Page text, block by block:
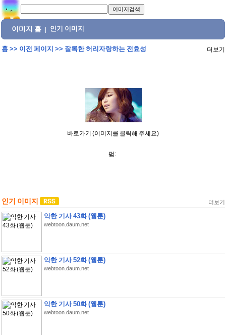
이미지 홈 인기 이미지
홈>> 이전 페이지 >> 잘록한 허리자랑하는 전효성 더보기
바로가기 (이미지를 클릭해 주세요)
펌:
인기 이미지 더보기
악한 기사 43화 (웹툰)
webtoon.daum.net
악한 기사 52화 (웹툰)
webtoon.daum.net
악한 기사 50화 (웹툰)
webtoon.daum.net